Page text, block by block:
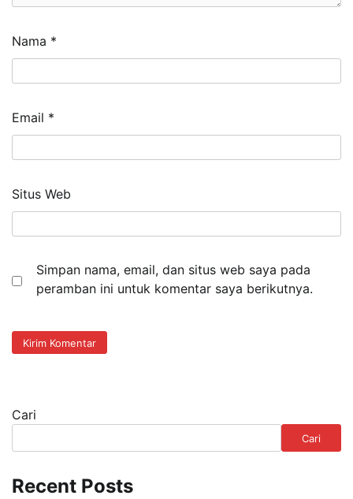
Nama *
Email *
Situs Web
Simpan nama, email, dan situs web saya pada
peramban ini untuk komentar saya berikutnya.
Cari
Cari
Recent Posts